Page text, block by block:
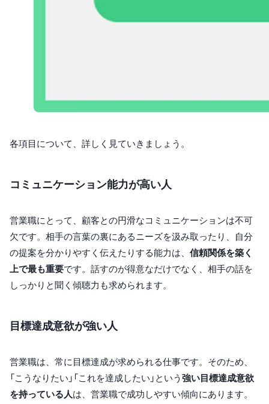
各項目について、詳しく見ていきましょう。
コミュニケーション能力が高い人
営業職にとって、顧客との円滑なコミュニケーションは不可
欠です。相手の言葉の裏にあるニーズを汲み取ったり、自分
の提案を分かりやすく伝えたりする能力は、 信頼関係を築く
上で最も重要です。話すのが得意なだけでなく、相手の話を
しっかりと聞く傾聴力も求められます。
目標達成意欲が強い人
営業職は、常に目標達成が求められる仕事です。そのため、
「こうなりたい」「これを達成したい」という 強い目標達成意欲
を持っている人は、営業職で成功しやすい傾向にあります。